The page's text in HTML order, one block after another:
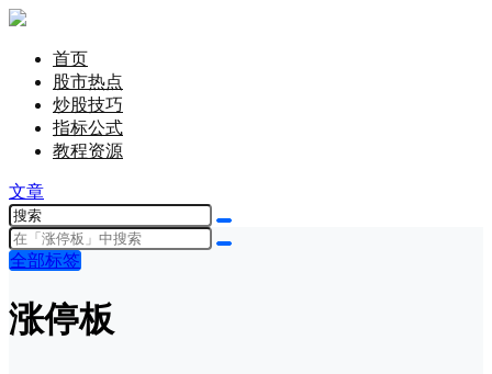
首页
股市热点
炒股技巧
指标公式
教程资源
文章
全部标签
涨停板